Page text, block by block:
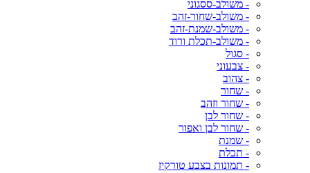
- משולב-ססגוני
- משולב-שחור-זהב
- משולב-שמנת-זהב
- משולב-תכלת ורוד
- סגול
- צבעוני
- צהוב
- שחור
- שחור וזהב
- שחור לבן
- שחור לבן ואפור
- שמנת
- תכלת
- תמונות בצבע טורקיז